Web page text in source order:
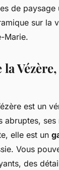
de paysage
sur la
Marie.
la
est un
abruptes,
elle est un
Vous
des